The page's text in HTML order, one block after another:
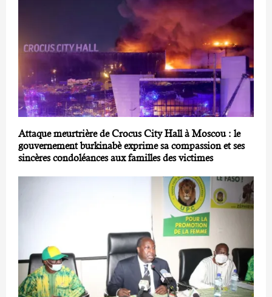
Attaque meurtrière de Crocus City Hall à Moscou : le
gouvernement burkinabè exprime sa compassion et ses
sincères condoléances aux familles des victimes